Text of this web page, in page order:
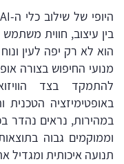
הוא לא רק יפה לעין
להתמקד בצד
באופטימיזציה הטכנית
במהירות, נראים נהדר
וממוקמים גבוה
תנועה איכותית ומגדיל